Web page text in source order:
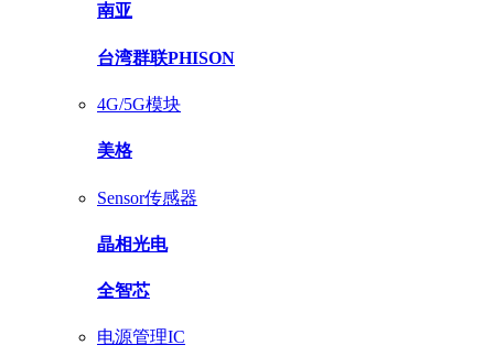
南亚
台湾群联PHISON
4G/5G模块
美格
Sensor传感器
晶相光电
全智芯
电源管理IC